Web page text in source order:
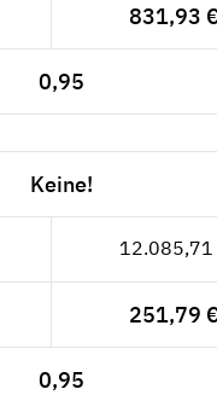
831,93
0,95
Keine!
12.085,71
251,79
0,95